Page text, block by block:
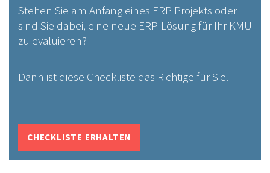
Stehen Sie am Anfang eines ERP Projekts oder
sind Sie dabei, eine neue ERP-Lösung für Ihr KMU
zu evaluieren?
Dann ist diese Checkliste das Richtige für Sie.
CHECKLISTE ERHALTEN